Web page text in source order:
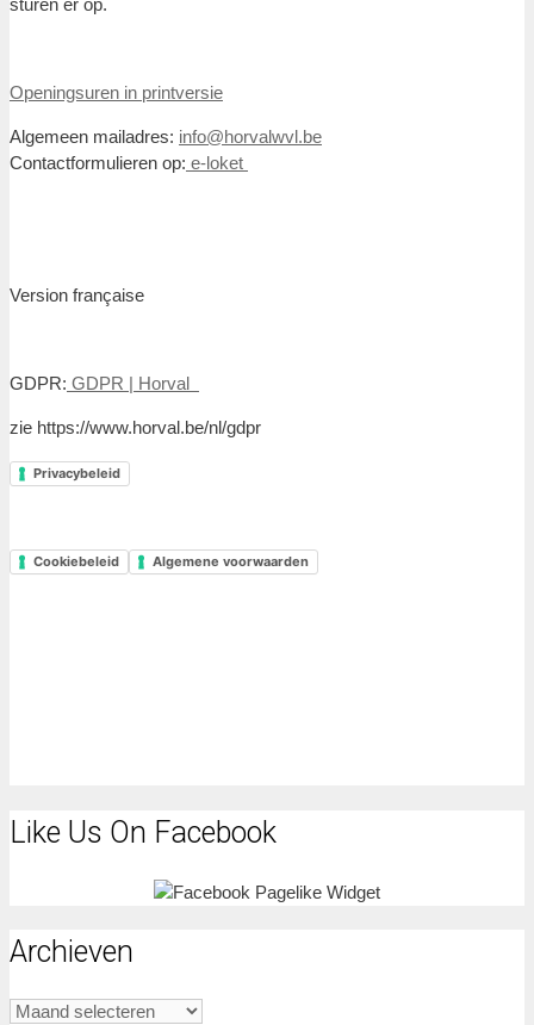
sturen er op.
Openingsuren in printversie
Algemeen mailadres: info@horvalwvl.be
Contactformulieren op: e-loket
Version française
GDPR: GDPR | Horval
zie https://www.horval.be/nl/gdpr
Privacybeleid
Cookiebeleid Algemene voorwaarden
Like Us On Facebook
Archieven
Archieven